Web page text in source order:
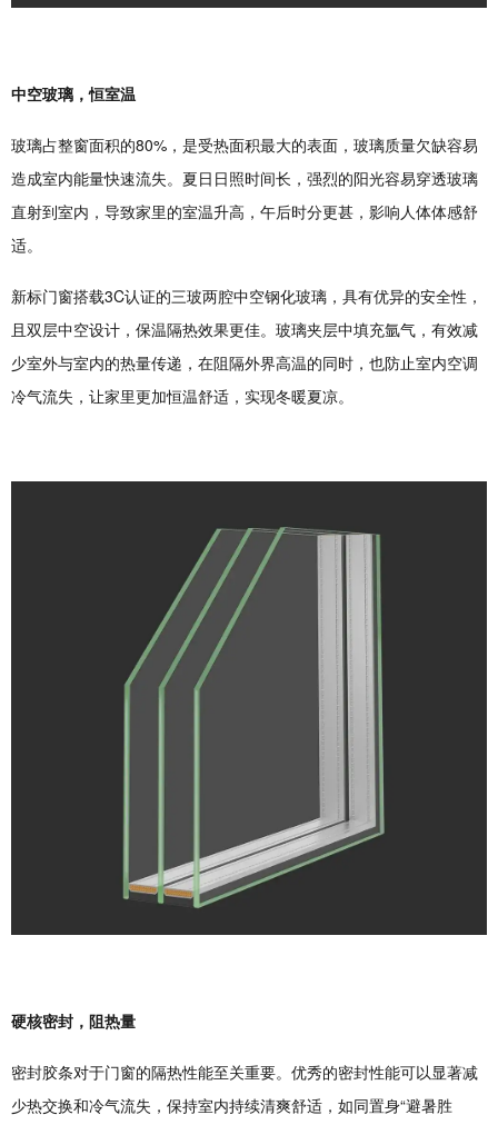
中空玻璃，恒室温
玻璃占整窗面积的80%，是受热面积最大的表面，玻璃质量欠缺容易
造成室内能量快速流失。夏日日照时间长，强烈的阳光容易穿透玻璃
直射到室内，导致家里的室温升高，午后时分更甚，影响人体体感舒
适。
新标门窗搭载3C认证的三玻两腔中空钢化玻璃，具有优异的安全性，
且双层中空设计，保温隔热效果更佳。玻璃夹层中填充氩气，有效减
少室外与室内的热量传递，在阻隔外界高温的同时，也防止室内空调
冷气流失，让家里更加恒温舒适，实现冬暖夏凉。
硬核密封，阻热量
密封胶条对于门窗的隔热性能至关重要。优秀的密封性能可以显著减
少热交换和冷气流失，保持室内持续清爽舒适，如同置身“避暑胜